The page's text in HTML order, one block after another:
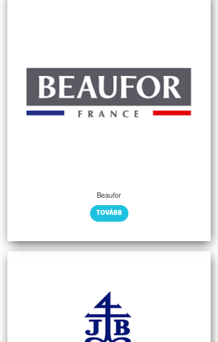
Beaufor
TOVÁBB